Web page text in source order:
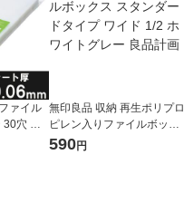
ァイル
穴 厚
） オ
無印良品 収納 再生ポリプロ
ピレン入りファイルボック
ス スタンダードタイプ ワイ
590円